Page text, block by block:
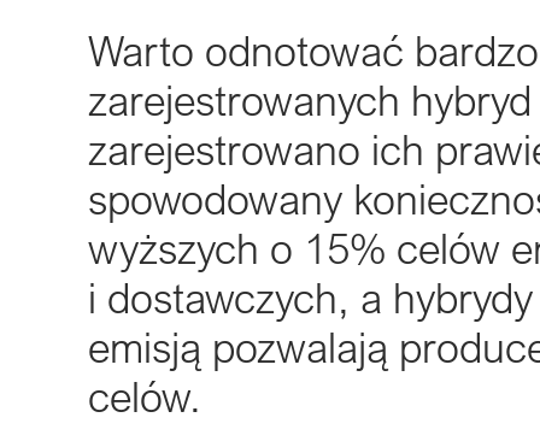
Warto odnotować
zarejestrowanych
zarejestrowano ich
spowodowany
wyższych o 15% celów
i dostawczych, a
emisją pozwalają
celów.